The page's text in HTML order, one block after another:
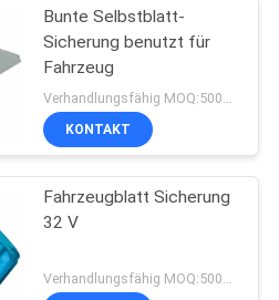
Bunte Selbstblatt-
Sicherung benutzt für
Fahrzeug
Verhandlungsfähig MOQ:5000pcs
KONTAKT
Fahrzeugblatt Sicherung
32 V